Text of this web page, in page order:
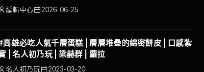
編輯中心 2026-06-25
高雄必吃人氣千層蛋糕 | 層層堆疊的綿密餅皮 | 口感紮
| 名人初乃玩 | 梁赫群 | 蘿拉
名人初乃玩 2023-03-20